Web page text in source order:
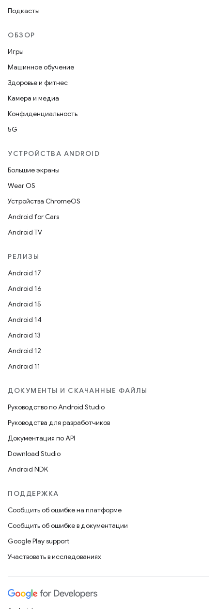
Подкасты
ОБЗОР
Игры
Машинное обучение
Здоровье и фитнес
Камера и медиа
Конфиденциальность
5G
УСТРОЙСТВА ANDROID
Большие экраны
Wear OS
Устройства ChromeOS
Android for Cars
Android TV
РЕЛИЗЫ
Android 17
Android 16
Android 15
Android 14
Android 13
Android 12
Android 11
ДОКУМЕНТЫ И СКАЧАННЫЕ ФАЙЛЫ
Руководство по Android Studio
Руководства для разработчиков
Документация по API
Download Studio
Android NDK
ПОДДЕРЖКА
Сообщить об ошибке на платформе
Сообщить об ошибке в документации
Google Play support
Участвовать в исследованиях